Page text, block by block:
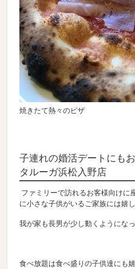
焼きたて熱々のピザ
子連れの婚活デートにも
タルーガ浜松入野店
ファミリーで訪れるお客様向けに
に小さな子供がいるご家族には嬉
我が家も長男が少し動くようにな
食べ放題は食べ盛りの子供達にも